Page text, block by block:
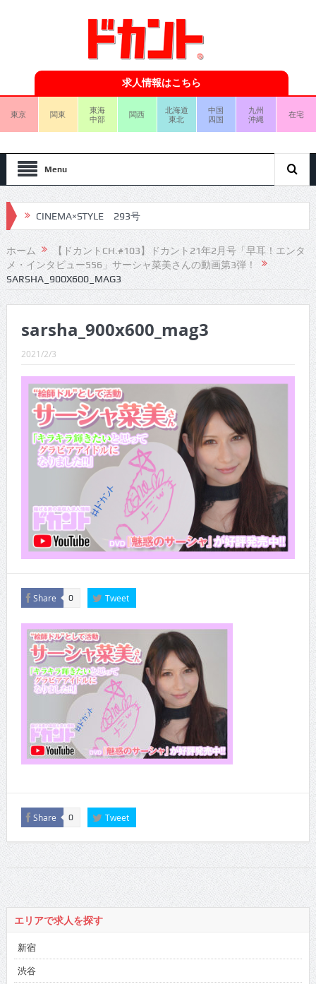
求人情報はこちら
東京 関東
東海
中部
関西
北海道
東北
中国
四国
九州
沖縄
在宅
Menu
CINEMA×STYLE 293号
CINEMA×STYLE 292号
CINEMA×STYLE 291号
CINEMA×STYLE 290号
CINEMA×STYLE 289号
CINEMA×STYLE 288号
CINEMA×STYLE 287号
CINEMA×STYLE 286号
CINEMA×STYLE 285号
CINEMA×STYLE 294号
ホーム
【ドカントCH.#103】ドカント21年2月号「早耳！エンタ
メ・インタビュー556」サーシャ菜美さんの動画第3弾！
SARSHA_900X600_MAG3
sarsha_900x600_mag3
2021/2/3
Share 0 Tweet
Share 0 Tweet
エリアで求人を探す
新宿
渋谷